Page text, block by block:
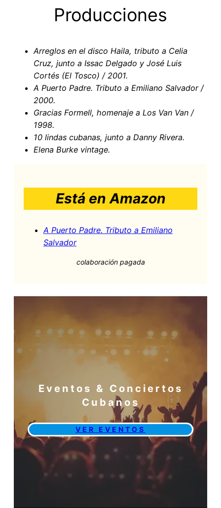
Producciones
Arreglos en el disco Haila, tributo a Celia
Cruz, junto a Issac Delgado y José Luis
Cortés (El Tosco) / 2001.
A Puerto Padre. Tributo a Emiliano Salvador/
2000.
Gracias Formell, homenaje a Los Van Van /
1998.
10 lindas cubanas, junto a Danny Rivera.
Elena Burke vintage.
Está en Amazon
A Puerto Padre. Tributo a Emiliano
Salvador
colaboración pagada
Eventos & Conciertos
Cubanos
VER EVENTOS